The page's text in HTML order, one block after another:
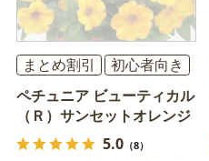
まとめ割引
初心者向き
ペチュニア ビューティカル
（Ｒ）サンセットオレンジ
5.0（8）